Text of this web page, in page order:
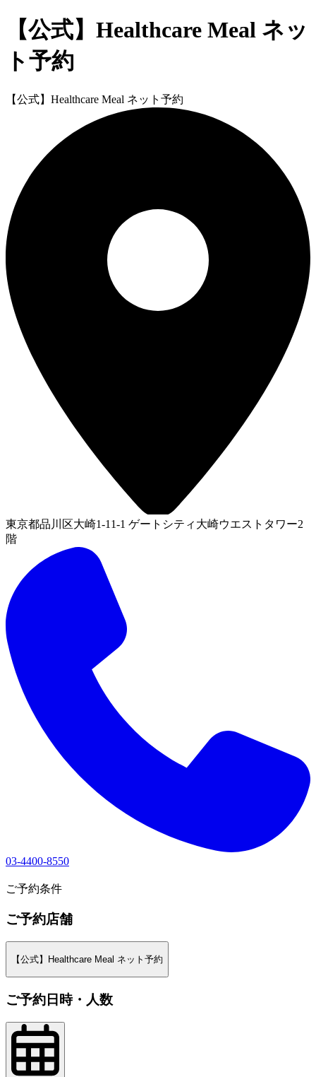
【公式】Healthcare Meal ネッ
ト予約
【公式】Healthcare Meal ネット予約
東京都品川区大崎1-11-1 ゲートシティ大崎ウエストタワー2
階
03-4400-8550
ご予約条件
ご予約店舗
【公式】Healthcare Meal ネット予約
ご予約日時・人数